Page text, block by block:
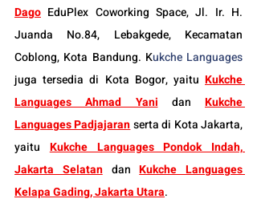
Dago EduPlex Coworking Space, Jl. Ir. H.
Juanda No.84, Lebakgede, Kecamatan
Coblong, Kota Bandung. Kukche Languages
juga tersedia di Kota Bogor, yaitu Kukche
Languages Ahmad Yani
dan Kukche
Languages Padjajaran serta di Kota Jakarta,
yaitu Kukche Languages Pondok Indah,
Jakarta Selatan dan Kukche Languages
Kelapa Gading, Jakarta Utara.